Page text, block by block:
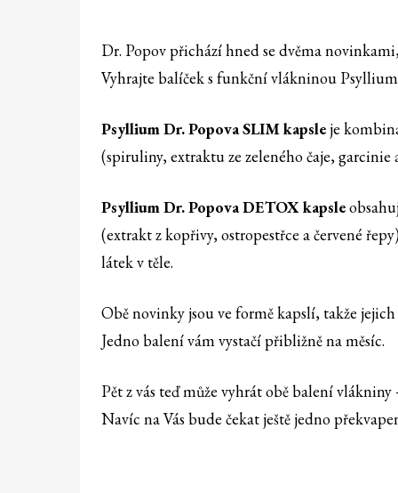
Dr. Popov přichází hned se dvěma
Vyhrajte balíček s funkční vlákninou
Psyllium Dr. Popova SLIM kapsleje
(spiruliny, extraktu ze zeleného čaje,
Psyllium Dr. Popova DETOX kapsle
(extrakt z kopřivy, ostropestřce a červené
látek v těle.
Obě novinky jsou ve formě kapslí, takže
Jedno balení vám vystačí přibližně na měsíc.
Pět z vás teď může vyhrát obě balení
Navíc na Vás bude čekat ještě jedno